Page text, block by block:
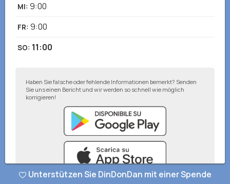
MI: 9:00
FR: 9:00
SO: 11:00
Haben Sie falsche oder fehlende Informationen bemerkt? Senden
Sie uns einen Bericht und wir werden so schnell wie möglich
korrigieren!
Unterstützen Sie DinDonDan mit einer Spende